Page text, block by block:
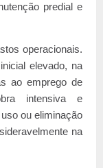
predial e
operacionais.
elevado, na
ao emprego de
intensiva e
ou eliminação
na